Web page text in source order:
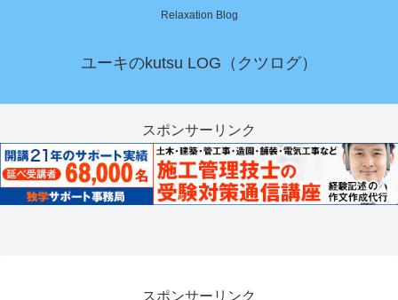
Relaxation Blog
ユーキのkutsu LOG（クツログ）
スポンサーリンク
スポンサーリンク